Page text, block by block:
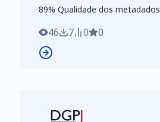
89%
89% Qualidade dos metadados
46 7 0 0